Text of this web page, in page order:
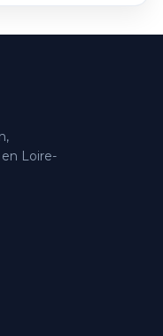
Loire-